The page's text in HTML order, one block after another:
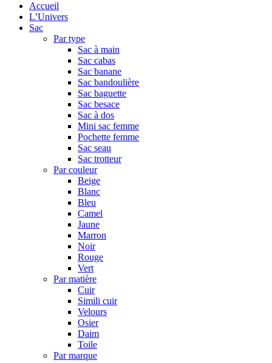
Accueil
L’Univers
Sac
Par type
Sac à main
Sac cabas
Sac banane
Sac bandoulière
Sac baguette
Sac besace
Sac à dos
Mini sac femme
Pochette femme
Sac seau
Sac trotteur
Par couleur
Beige
Blanc
Bleu
Camel
Jaune
Marron
Noir
Rouge
Vert
Par matière
Cuir
Simili cuir
Velours
Osier
Daim
Toile
Par marque